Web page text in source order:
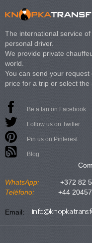
The international service
personal driver.
We provide private
world.
You can send your
price for a trip or select
Be a fan on Facebook
Follow us on Twitter
Pin us on Pinterest
Blog
WhatsApp:
+372 82
Teléfono:
+44
Email: